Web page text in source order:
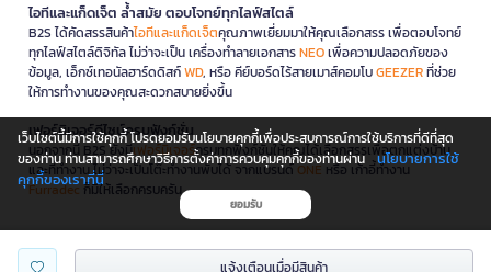
แจ้งเตือนเมื่อมีสินค้า
ไอทีและแก็ดเจ็ต ล้ำสมัย ตอบโจทย์ทุกไลฟ์สไตล์
B2S ได้คัดสรรสินค้าไอทีและแก็ดเจ็ตคุณภาพเยี่ยมมาให้คุณเลือกสรร เพื่อตอบโจทย์
ทุกไลฟ์สไตล์ดิจิทัล ไม่ว่าจะเป็น เครื่องทำลายเอกสารNEOเพื่อความปลอดภัยของ
ข้อมูล, เอ็กซ์เทอนัลฮาร์ดดิสก์WD, หรือ คีย์บอร์ดไร้สายเมาส์คอมโบGEEZERที่ช่วย
ให้การทำงานของคุณสะดวกสบายยิ่งขึ้น
เฟอร์นิเจอร์ดีไซน์ครบฟังก์ชั่น
นอกจากนี้ B2S ยังมีเฟอร์นิเจอร์ครบทุกฟังก์ชันให้คุณได้เลือกสรรเพื่อตกแต่งบ้าน
และที่ทำงาน ไม่ว่าจะเป็นโต๊ะทำงานพับได้ จากแบรนด์ONEหรือ เก้าอี้ทำงาน
Furradec ก็มีให้เลือกครบครัน
โปรโมชั่นและสิทธิพิเศษ
เว็บไซต์นี้มีการใช้คุกกี้ โปรดยอมรับนโยบายคุกกี้เพื่อประสบการณ์การใช้บริการที่ดีที่สุด
ของท่าน ท่านสามารถศึกษาวิธีการตั้งค่าการควบคุมคุกกี้ของท่านผ่าน นโยบายการใช้
คุกกี้ของเราที่นี่
ยอมรับ